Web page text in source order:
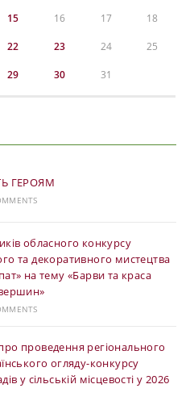
15 16 17 18
22 23 24 25
29 30 31
ГЕРОЯМ
обласного конкурсу
та декоративного мистецтва
на тему «Барви та краса
проведення регіонального
огляду-конкурсу
у сільській місцевості у 2026